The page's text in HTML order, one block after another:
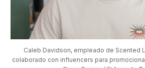
Caleb Davidson, empleado de Scented
colaborado con influencers para